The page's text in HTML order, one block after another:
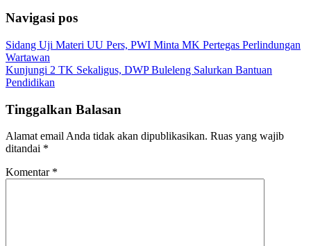
Navigasi pos
Sidang Uji Materi UU Pers, PWI Minta MK Pertegas Perlindungan
Wartawan
Kunjungi 2 TK Sekaligus, DWP Buleleng Salurkan Bantuan
Pendidikan
Tinggalkan Balasan
Alamat email Anda tidak akan dipublikasikan. Ruas yang wajib
ditandai *
Komentar *